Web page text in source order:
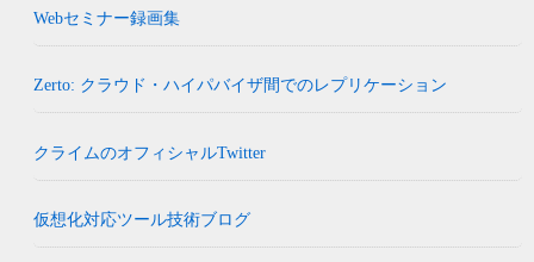
Webセミナー録画集
Zerto: クラウド・ハイパバイザ間でのレプリケーション
クライムのオフィシャルTwitter
仮想化対応ツール技術ブログ